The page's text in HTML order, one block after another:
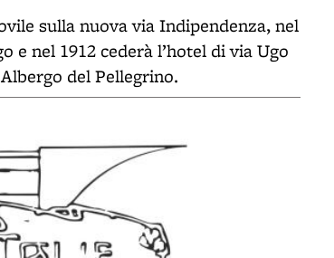
sulla nuova via Indipendenza, nel
e nel 1912 cederà l’hotel di via Ugo
del Pellegrino.